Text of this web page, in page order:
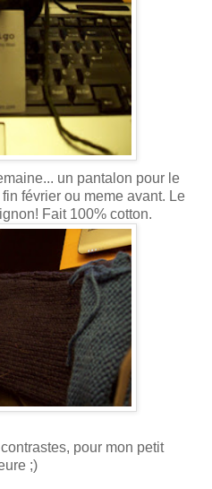
un pantalon pour le
février ou meme avant. Le
Fait 100% cotton.
pour mon petit
;)